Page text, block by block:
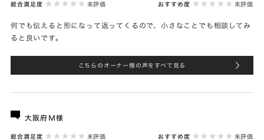
総合満足度 未評価 おすすめ度 未評価
何でも伝えると形になって返ってくるので、小さなことでも相談してみ
ると良いです。
こちらのオーナー様の声をすべて見る
大阪府Ｍ様
総合満足度 未評価 おすすめ度 未評価